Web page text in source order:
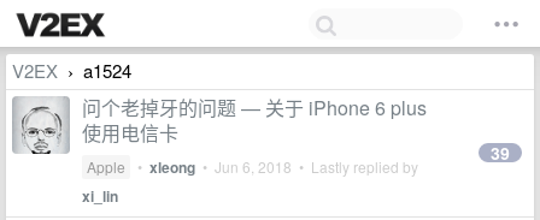
V2EX › a1524
问个老掉牙的问题 — 关于 iPhone 6 plus
使用电信卡
Apple • xleong • Jun 6, 2018 • Lastly replied by
xi_lin
39